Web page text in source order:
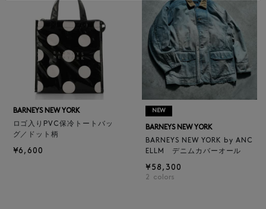
BARNEYS NEW YORK
ロゴ入りPVC保冷トートバッ
グ／ドット柄
¥6,600
NEW
BARNEYS NEW YORK
BARNEYS NEW YORK by ANC
ELLM デニムカバーオール
¥58,300
2 colors